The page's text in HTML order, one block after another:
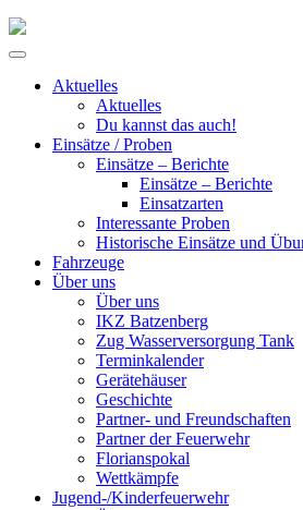
Skip
Primary
Aktuelles
Aktuelles
Du kannst das auch!
Einsätze / Proben
Einsätze – Berichte
Einsätze – Berichte
Einsatzarten
Interessante Proben
Historische Einsätze und
Fahrzeuge
Über uns
Über uns
IKZ Batzenberg
Zug Wasserversorgung Tank
Terminkalender
Gerätehäuser
Geschichte
Partner- und Freundschaften
Partner der Feuerwehr
Florianspokal
Wettkämpfe
Jugend-/Kinderfeuerwehr